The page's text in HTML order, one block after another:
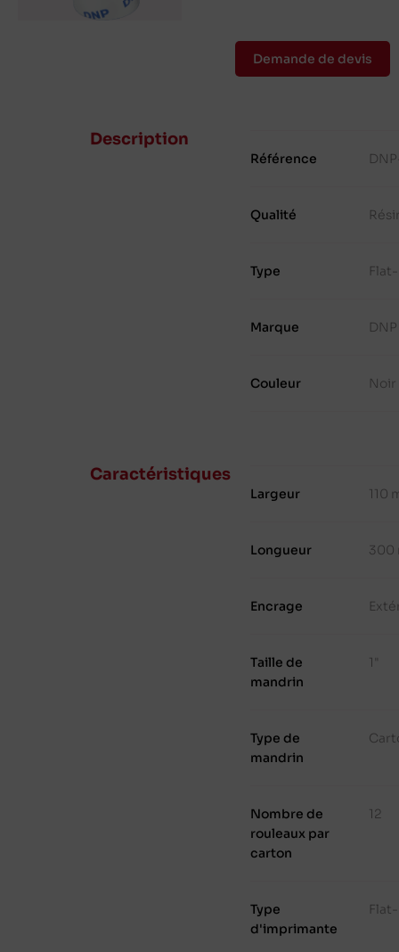
Demande de devis
Description
Référence
Qualité
Type
Marque DNP
Couleur Noir
Caractéristiques
Largeur 110
Longueur 300
Encrage
Taille de
mandrin
1"
Type de
mandrin
Nombre de
rouleaux par
carton
12
Type
d'imprimante